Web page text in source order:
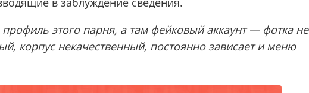
этого парня, а там фейковый аккаунт — фотка не
корпус некачественный, постоянно зависает и меню